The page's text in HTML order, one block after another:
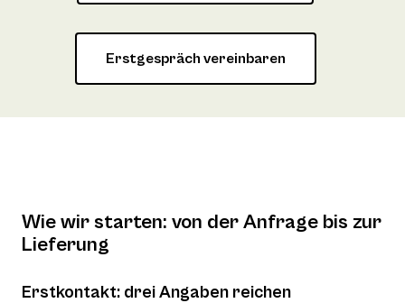
Erstgespräch vereinbaren
Wie wir starten: von der Anfrage bis zur
Lieferung
Erstkontakt: drei Angaben reichen